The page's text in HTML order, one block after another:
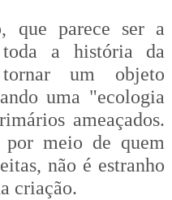
que parece ser a
a história da
um objeto
uma "ecologia
ameaçados.
por meio de quem
não é estranho
criação.